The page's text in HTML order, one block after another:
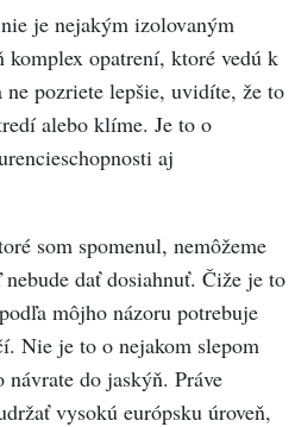
je nejakým izolovaným
komplex opatrení, ktoré vedú k
pozriete lepšie, uvidíte, že to
alebo klíme. Je to o
aj
som spomenul, nemôžeme
dať dosiahnuť. Čiže je to
môjho názoru potrebuje
Nie je to o nejakom slepom
do jaskýň. Práve
vysokú európsku úroveň,